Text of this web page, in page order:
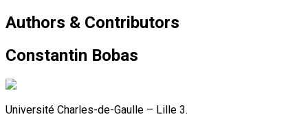
Authors & Contributors
Constantin Bobas
Université Charles-de-Gaulle – Lille 3.